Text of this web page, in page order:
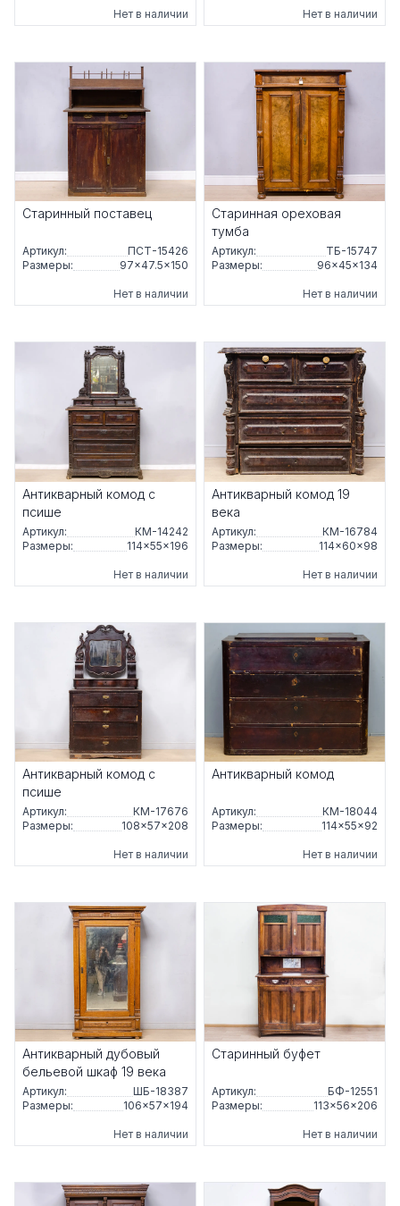
Нет в наличии Нет в наличии
Старинный поставец
Артикул:
ПСТ-15426
Размеры:
97×47.5×150
Нет в наличии
Старинная ореховая
тумба
Артикул:
ТБ-15747
Размеры:
96×45×134
Нет в наличии
Антикварный комод с
псише
Артикул:
КМ-14242
Размеры:
114×55×196
Нет в наличии
Антикварный комод 19
века
Артикул:
КМ-16784
Размеры:
114×60×98
Нет в наличии
Антикварный комод с
псише
Артикул:
КМ-17676
Размеры:
108×57×208
Нет в наличии
Антикварный комод
Артикул:
КМ-18044
Размеры:
114×55×92
Нет в наличии
Антикварный дубовый
бельевой шкаф 19 века
Артикул:
ШБ-18387
Размеры:
106×57×194
Нет в наличии
Старинный буфет
Артикул:
БФ-12551
Размеры:
113×56×206
Нет в наличии